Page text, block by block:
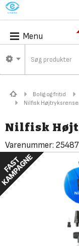
M
Menu
Bolig og fritid
Nilfisk
Nilfisk
Varenummer: